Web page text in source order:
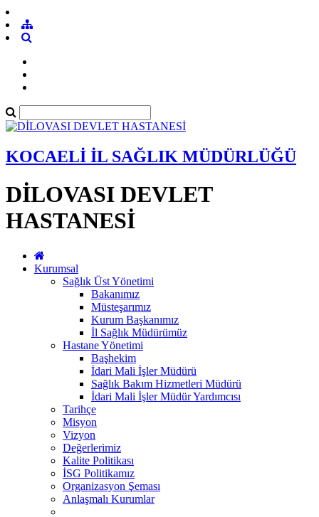
KOCAELİ İL SAĞLIK MÜDÜRLÜĞÜ
DİLOVASI DEVLET
HASTANESİ
Kurumsal
Sağlık Üst Yönetimi
Bakanımız
Müsteşarımız
Kurum Başkanımız
İl Sağlık Müdürümüz
Hastane Yönetimi
Başhekim
İdari Mali İşler Müdürü
Sağlık Bakım Hizmetleri Müdürü
İdari Mali İşler Müdür Yardımcısı
Tarihçe
Misyon
Vizyon
Değerlerimiz
Kalite Politikası
İSG Politikamız
Organizasyon Şeması
Anlaşmalı Kurumlar